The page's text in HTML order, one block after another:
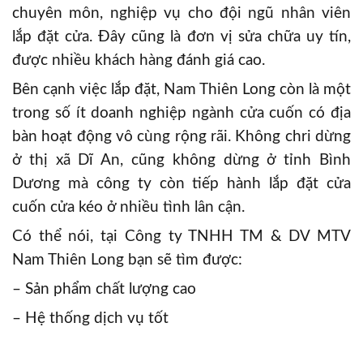
chuyên môn, nghiệp vụ cho đội ngũ nhân viên
lắp đặt cửa. Đây cũng là đơn vị sửa chữa uy tín,
được nhiều khách hàng đánh giá cao.
Bên cạnh việc lắp đặt, Nam Thiên Long còn là một
trong số ít doanh nghiệp ngành cửa cuốn có địa
bàn hoạt động vô cùng rộng rãi. Không chri dừng
ở thị xã Dĩ An, cũng không dừng ở tỉnh Bình
Dương mà công ty còn tiếp hành lắp đặt cửa
cuốn cửa kéo ở nhiều tình lân cận.
Có thể nói, tại Công ty TNHH TM & DV MTV
Nam Thiên Long bạn sẽ tìm được:
– Sản phẩm chất lượng cao
– Hệ thống dịch vụ tốt